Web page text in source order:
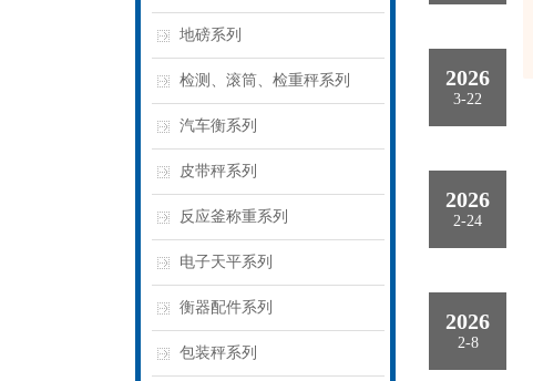
地磅系列
检测、滚筒、检重秤系列
汽车衡系列
皮带秤系列
反应釜称重系列
电子天平系列
衡器配件系列
包装秤系列
2026
3-22
2026
2-24
2026
2-8